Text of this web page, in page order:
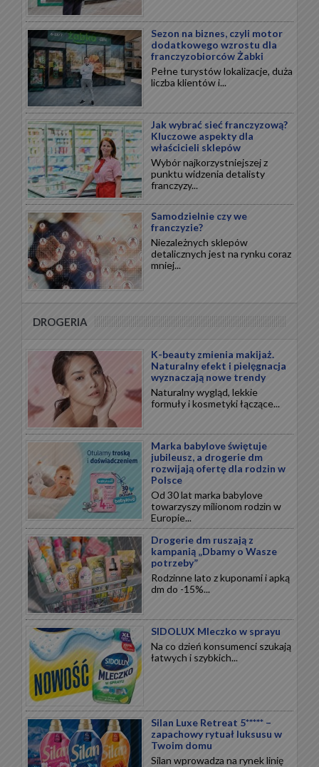
Sezon na biznes, czyli motor
dodatkowego wzrostu dla
franczyzobiorców Żabki
Pełne turystów lokalizacje, duża
liczba klientów i...
Jak wybrać sieć franczyzową?
Kluczowe aspekty dla
właścicieli sklepów
Wybór najkorzystniejszej z
punktu widzenia detalisty
franczyzy...
Samodzielnie czy we
franczyzie?
Niezależnych sklepów
detalicznych jest na rynku coraz
mniej...
DROGERIA
K-beauty zmienia makijaż.
Naturalny efekt i pielęgnacja
wyznaczają nowe trendy
Naturalny wygląd, lekkie
formuły i kosmetyki łączące...
Marka babylove świętuje
jubileusz, a drogerie dm
rozwijają ofertę dla rodzin w
Polsce
Od 30 lat marka babylove
towarzyszy milionom rodzin w
Europie...
Drogerie dm ruszają z
kampanią „Dbamy o Wasze
potrzeby”
Rodzinne lato z kuponami i apką
dm do -15%...
SIDOLUX Mleczko w sprayu
Na co dzień konsumenci szukają
łatwych i szybkich...
Silan Luxe Retreat 5***** –
zapachowy rytuał luksusu w
Twoim domu
Silan wprowadza na rynek linię